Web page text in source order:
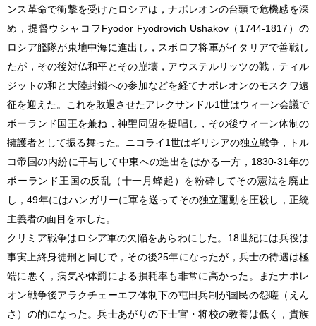
ンス革命で衝撃を受けたロシアは，ナポレオンの台頭で危機感を深
め，提督ウシャコフFyodor Fyodrovich Ushakov（1744-1817）の
ロシア艦隊が東地中海に進出し，スボロフ将軍がイタリアで善戦し
たが，その後対仏和平とその崩壊，アウステルリッツの戦，ティル
ジットの和と大陸封鎖への参加などを経てナポレオンのモスクワ遠
征を迎えた。これを敗退させたアレクサンドル1世はウィーン会議で
ポーランド国王を兼ね，神聖同盟を提唱し，その後ウィーン体制の
擁護者として振る舞った。ニコライ1世はギリシアの独立戦争，トル
コ帝国の内紛に干与して中東への進出をはかる一方，1830-31年の
ポーランド王国の反乱（十一月蜂起）を粉砕してその憲法を廃止
し，49年にはハンガリーに軍を送ってその独立運動を圧殺し，正統
主義者の面目を示した。
クリミア戦争はロシア軍の欠陥をあらわにした。18世紀には兵役は
事実上終身徒刑と同じで，その後25年になったが，兵士の待遇は極
端に悪く，病気や体罰による損耗率も非常に高かった。またナポレ
オン戦争後アラクチェーエフ体制下の屯田兵制が国民の怨嗟（えん
さ）の的になった。兵士あがりの下士官・将校の教養は低く，貴族